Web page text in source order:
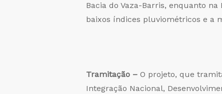
Bacia do Vaza-Barris, enquanto
baixos índices pluviométricos e a
Tramitação – O projeto, que
Integração Nacional,